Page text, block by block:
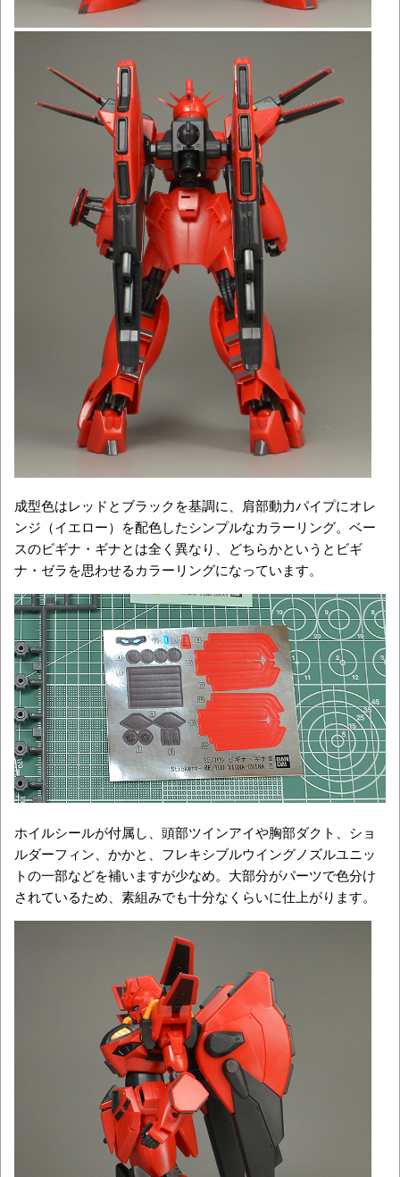
成型色はレッドとブラックを基調に、肩部動力パイプにオレ
ンジ（イエロー）を配色したシンプルなカラーリング。ベー
スのビギナ・ギナとは全く異なり、どちらかというとビギ
ナ・ゼラを思わせるカラーリングになっています。
ホイルシールが付属し、頭部ツインアイや胸部ダクト、ショ
ルダーフィン、かかと、フレキシブルウイングノズルユニッ
トの一部などを補いますが少なめ。大部分がパーツで色分け
されているため、素組みでも十分なくらいに仕上がります。